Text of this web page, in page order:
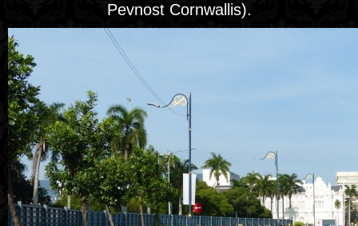
Pevnost Cornwallis).